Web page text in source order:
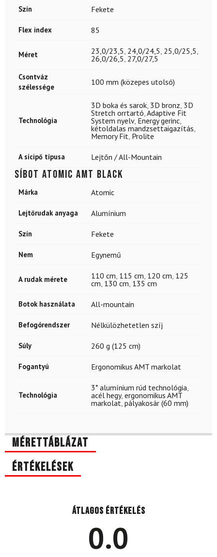
Szín Fekete
Flex index 85
Méret 23,0/23,5 24,0/24,5 25,0/25,5
26,0/26,5 27,0/27,5
Csontváz
szélessége
100 mm (közepes utolsó)
Technológia
3D boka és sarok 3D bronz 3D
Stretch orrtartó Adaptive Fit
System nyelv, Energy gerinc
kétoldalas mandzsettaigazítás
Memory Fit Prolite
A sícipő típusa Lejtőn / All-Mountain
Síbot ATOMIC Amt Black
Márka Atomic
Lejtőrudak anyaga Alumínium
Szín Fekete
Nem Egynemű
A rudak mérete 110 cm 115 cm 120 cm 125
cm 130 cm 135 cm
Botok használata All-mountain
Befogórendszer Nélkülözhetetlen szíj
Súly 260 g (125 cm)
Fogantyú Ergonomikus AMT markolat
Technológia
3* alumínium rúd technológia
acél hegy, ergonomikus AMT
markolat pályakosár (60 mm)
Mérettáblázat
Értékelések
Átlagos értékelés
0.0